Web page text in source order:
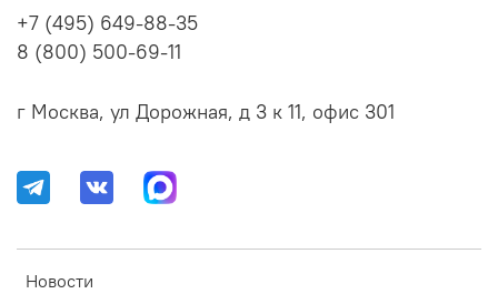
Новости
+7 (495) 649-88-35
8 (800) 500-69-11
г Москва, ул Дорожная, д 3 к 11, офис 301